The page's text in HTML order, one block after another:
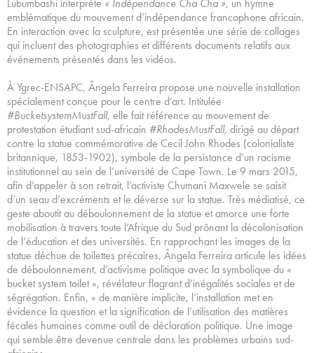
Lubumbashi interprète « Indépendance Cha Cha », un hymne
emblématique du mouvement d’indépendance francophone africain.
En interaction avec la sculpture, est présentée une série de collages
qui incluent des photographies et différents documents relatifs aux
événements présentés dans les vidéos.
À Ygrec-ENSAPC, Ângela Ferreira propose une nouvelle installation
spécialement conçue pour le centre d’art. Intitulée
#BucketsystemMustFall, elle fait référence au mouvement de
protestation étudiant sud-africain #RhodesMustFall, dirigé au départ
contre la statue commémorative de Cecil John Rhodes (colonialiste
britannique, 1853-1902), symbole de la persistance d’un racisme
institutionnel au sein de l’université de Cape Town. Le 9 mars 2015,
afin d’appeler à son retrait, l’activiste Chumani Maxwele se saisit
d’un seau d’excréments et le déverse sur la statue. Très médiatisé, ce
geste aboutit au déboulonnement de la statue et amorce une forte
mobilisation à travers toute l’Afrique du Sud prônant la décolonisation
de l’éducation et des universités. En rapprochant les images de la
statue déchue de toilettes précaires, Ângela Ferreira articule les idées
de déboulonnement, d’activisme politique avec la symbolique du «
bucket system toilet », révélateur flagrant d’inégalités sociales et de
ségrégation. Enfin, « de manière implicite, l’installation met en
évidence la question et la signification de l’utilisation des matières
fécales humaines comme outil de déclaration politique. Une image
qui semble être devenue centrale dans les problèmes urbains sud-